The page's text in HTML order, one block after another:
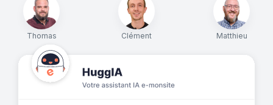
Thomas Clément Matthieu